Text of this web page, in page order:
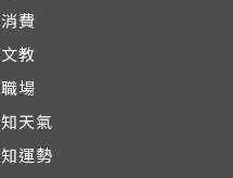
消費
文教
職場
知天氣
知運勢